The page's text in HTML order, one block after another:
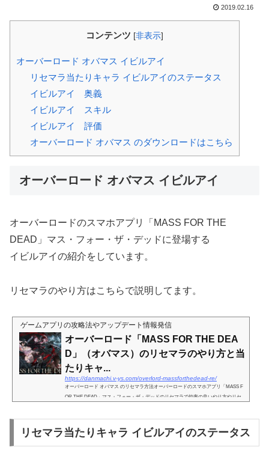
2019.02.16
コンテンツ [非表示]
オーバーロード オバマス イビルアイ
リセマラ当たりキャラ イビルアイのステータス
イビルアイ 奥義
イビルアイ スキル
イビルアイ 評価
オーバーロード オバマス のダウンロードはこちら
オーバーロード オバマス イビルアイ
オーバーロードのスマホアプリ「MASS FOR THE
DEAD」マス・フォー・ザ・デッドに登場する
イビルアイの紹介をしています。
リセマラのやり方はこちらで説明してます。
ゲームアプリの攻略法やアップデート情報発信
オーバーロード「MASS FOR THE DEA
D」（オバマス）のリセマラのやり方と当
たりキャ...
https://danmachi.v-ys.com/overlord-massforthedead-re/
オーバーロード オバマス のリセマラ方法オーバーロードのスマホアプリ「MASS F
OR THE DEAD」マス・フォー・ザ・デッドのリセマラで効率の良いやり方やリセ
リセマラ当たりキャラ イビルアイのステータス